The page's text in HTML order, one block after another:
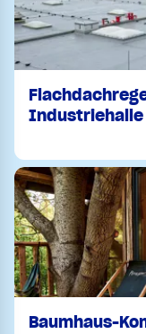
Industriehalle
Baumhaus-